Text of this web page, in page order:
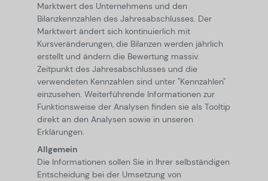
Marktwert des Unternehmens und den
Bilanzkennzahlen des Jahresabschlusses. Der
Marktwert ändert sich kontinuierlich mit
Kursveränderungen, die Bilanzen werden jährlich
erstellt und ändern die Bewertung massiv.
Zeitpunkt des Jahresabschlusses und die
verwendeten Kennzahlen sind unter "Kennzahlen"
einzusehen. Weiterführende Informationen zur
Funktionsweise der Analysen finden sie als Tooltip
direkt an den Analysen sowie in unseren
Erklärungen.
Allgemein
Die Informationen sollen Sie in Ihrer selbständigen
Entscheidung bei der Umsetzung von